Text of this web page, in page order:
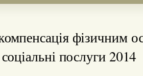
фізичним
послуги 2014